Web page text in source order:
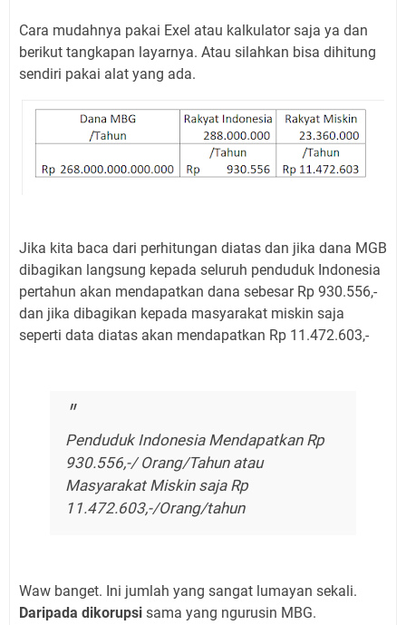
Cara mudahnya pakai Exel atau kalkulator saja ya dan
berikut tangkapan layarnya. Atau silahkan bisa dihitung
sendiri pakai alat yang ada.
Jika kita baca dari perhitungan diatas dan jika dana MGB
dibagikan langsung kepada seluruh penduduk Indonesia
pertahun akan mendapatkan dana sebesar Rp 930.556,-
dan jika dibagikan kepada masyarakat miskin saja
seperti data diatas akan mendapatkan Rp 11.472.603,-
Penduduk Indonesia Mendapatkan Rp
930.556,-/ Orang/Tahun atau
Masyarakat Miskin saja Rp
11.472.603,-/Orang/tahun
Waw banget. Ini jumlah yang sangat lumayan sekali.
Daripada dikorupsi sama yang ngurusin MBG.